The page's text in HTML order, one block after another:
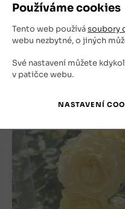
Používáme cookies
Tento web používásoubory
webu nezbytné, o jiných
Své nastavení můžete
v patičce webu.
Růže
Skladem
300Kč
-